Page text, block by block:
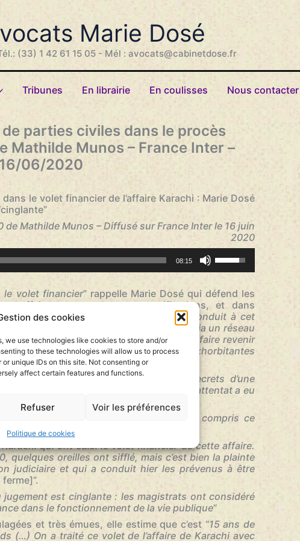
des cookies
we use technologies like cookies to store and/or
to these technologies will allow us to process
unique IDs on this site. Not consenting or
affect certain features and functions.
Refuser Voir les préférences
Politique de cookies
Marie Dosé
(33) 1 42 61 15 05 - Mél : avocats@cabinetdose.fr
Tribunes En librairie En coulisses Nous contacter
parties civiles dans le procès
Mathilde Munos – France Inter –
16/06/2020
le volet financier de l’affaire Karachi : Marie Dosé
de Mathilde Munos – Diffusé sur France Inter le 16 juin
2020
08:15
les
haut/bas
pour
augmenter
ou
diminuer
le
volume.
le volet financier” rappelle Marie Dosé qui défend les
affaire aux nombreuses ramifications, et dans
c’est l’arrêt des commissions qui ont conduit à cet
Il y a eu des rétrocommissions illégales via un réseau
d’armements : ils ne servaient qu’à faire revenir
balladurienne. Des commissions exhorbitantes
cette campagne”.
d’une branches des services secrets d’une
contrats impayés, raison pour laquelle l’attentat a eu
antiterroriste, 7 ans plus tard, qu’on a compris ce
l’avocate.
qui ont saisi le volet financier de cette affaire.
quelques oreilles ont sifflé, mais c’est bien la plainte
judiciaire et qui a conduit hier les prévenus à être
jugement est cinglante : les magistrats ont considéré
dans le fonctionnement de la vie publique”
et très émues, elle estime que c’est “15 ans de
(…) On a traité ce volet de l’affaire de Karachi avec